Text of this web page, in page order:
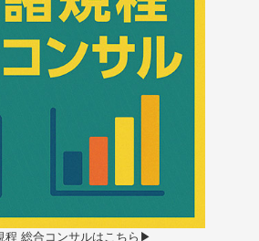
程 総合コンサルはこちら▶